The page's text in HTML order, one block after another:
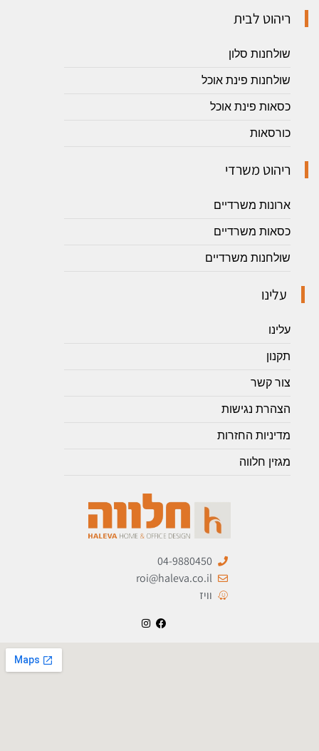
ריהוט לבית
שולחנות סלון
שולחנות פינת אוכל
כסאות פינת אוכל
כורסאות
ריהוט משרדי
ארונות משרדיים
כסאות משרדיים
שולחנות משרדיים
עלינו
עלינו
תקנון
צור קשר
הצהרת נגישות
מדיניות החזרות
מגזין חלווה
04-9880450
roi@haleva.co.il
וויז